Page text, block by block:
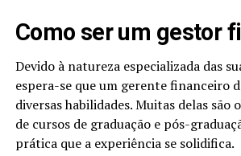
Como ser um gestor
Devido à natureza especializada das
espera-se que um gerente financeiro
diversas habilidades. Muitas delas são
de cursos de graduação e pós-
prática que a experiência se solidifica.